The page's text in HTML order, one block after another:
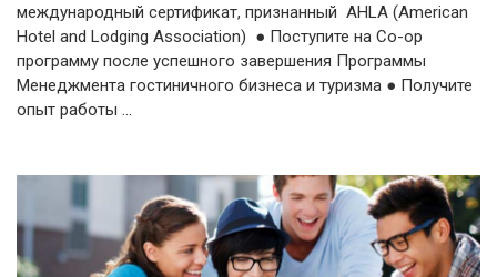
международный сертификат, признанный AHLA (American
Hotel and Lodging Association) ● Поступите на Co-op
программу после успешного завершения Программы
Менеджмента гостиничного бизнеса и туризма ● Получите
опыт работы …